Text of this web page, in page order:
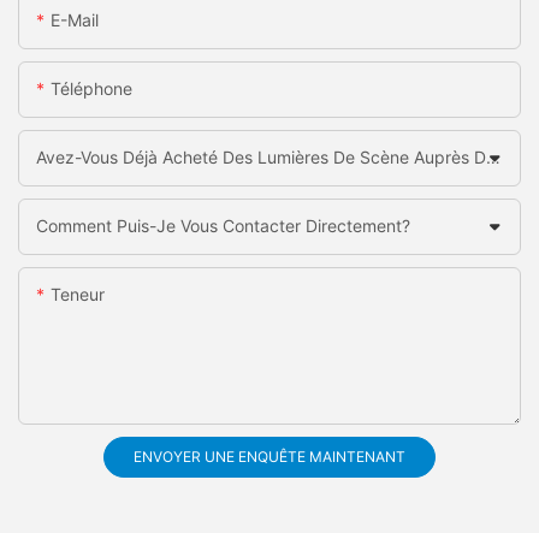
E-Mail
Téléphone
Avez-Vous Déjà Acheté Des Lumières De Scène Auprès De La Chine?
Comment Puis-Je Vous Contacter Directement?
Teneur
ENVOYER UNE ENQUÊTE MAINTENANT